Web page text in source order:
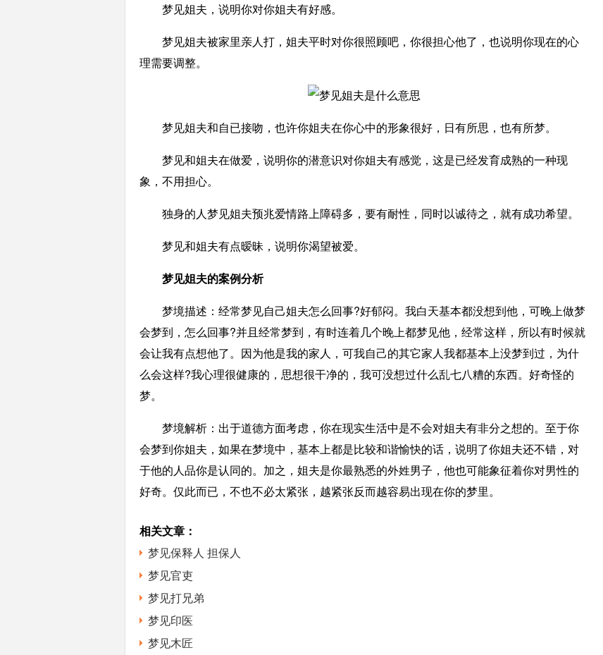
梦见姐夫，说明你对你姐夫有好感。
梦见姐夫被家里亲人打，姐夫平时对你很照顾吧，你很担心他了，也说明你现在的心
理需要调整。
梦见姐夫和自已接吻，也许你姐夫在你心中的形象很好，日有所思，也有所梦。
梦见和姐夫在做爱，说明你的潜意识对你姐夫有感觉，这是已经发育成熟的一种现
象，不用担心。
独身的人梦见姐夫预兆爱情路上障碍多，要有耐性，同时以诚待之，就有成功希望。
梦见和姐夫有点暧昧，说明你渴望被爱。
梦见姐夫的案例分析
梦境描述：经常梦见自己姐夫怎么回事?好郁闷。我白天基本都没想到他，可晚上做梦
会梦到，怎么回事?并且经常梦到，有时连着几个晚上都梦见他，经常这样，所以有时候就
会让我有点想他了。因为他是我的家人，可我自己的其它家人我都基本上没梦到过，为什
么会这样?我心理很健康的，思想很干净的，我可没想过什么乱七八糟的东西。好奇怪的
梦。
梦境解析：出于道德方面考虑，你在现实生活中是不会对姐夫有非分之想的。至于你
会梦到你姐夫，如果在梦境中，基本上都是比较和谐愉快的话，说明了你姐夫还不错，对
于他的人品你是认同的。加之，姐夫是你最熟悉的外姓男子，他也可能象征着你对男性的
好奇。仅此而已，不也不必太紧张，越紧张反而越容易出现在你的梦里。
相关文章：
梦见保释人 担保人
梦见官吏
梦见打兄弟
梦见印医
梦见木匠